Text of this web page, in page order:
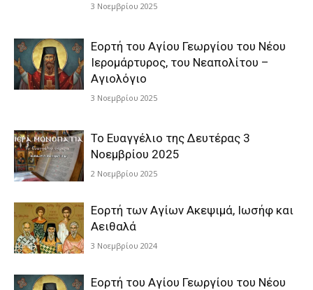
3 Νοεμβρίου 2025
Εορτή του Αγίου Γεωργίου του Νέου
Ιερομάρτυρος, του Νεαπολίτου –
Αγιολόγιο
3 Νοεμβρίου 2025
Το Ευαγγέλιο της Δευτέρας 3
Νοεμβρίου 2025
2 Νοεμβρίου 2025
Εορτή των Αγίων Ακεψιμά, Ιωσήφ και
Αειθαλά
3 Νοεμβρίου 2024
Εορτή του Αγίου Γεωργίου του Νέου